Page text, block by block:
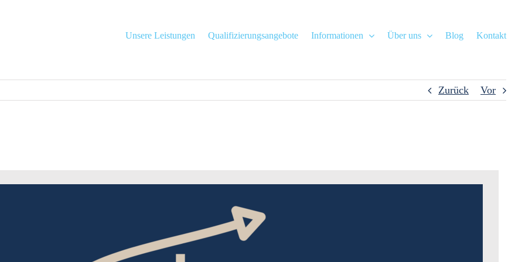
Unsere Leistungen Qualifizierungsangebote Informationen Über uns Blog Kontakt
Zurück Vor